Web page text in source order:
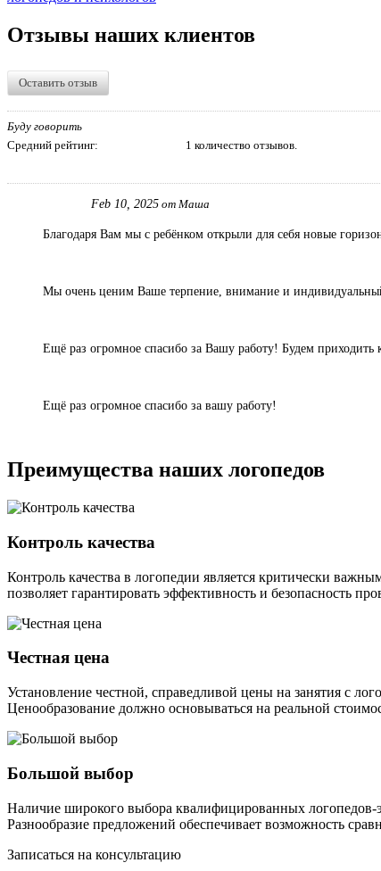
Отзывы наших клиентов
Оставить отзыв
Буду говорить
Средний рейтинг:
1 количество отзывов.
Feb 10, 2025 от Маша
Благодаря Вам мы с ребёнком открыли для себя новые
Мы очень ценим Ваше терпение, внимание и индивидуальный
Ещё раз огромное спасибо за Вашу работу! Будем приходить
Ещё раз огромное спасибо за вашу работу!
Преимущества наших логопедов
Контроль качества
Контроль качества в логопедии является критически
позволяет гарантировать эффективность и безопасность
Честная цена
Установление честной, справедливой цены на занятия с
Ценообразование должно основываться на реальной
Большой выбор
Наличие широкого выбора квалифицированных логопедов-
Разнообразие предложений обеспечивает возможность
Записаться на консультацию